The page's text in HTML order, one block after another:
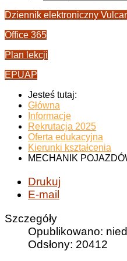
Dziennik elektroniczny
Office 365
Plan lekcji
EPUAP
Jesteś tutaj:
Główna
Informacje
Rekrutacja 2025
Oferta edukacyjna
Kierunki kształcenia
MECHANIK
Drukuj
E-mail
Szczegóły
Opublikowano:
Odsłony: 20412